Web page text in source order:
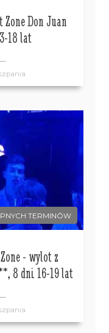
Don Juan
18 lat
TERMINÓW
- wylot z
8 dni 16-19 lat